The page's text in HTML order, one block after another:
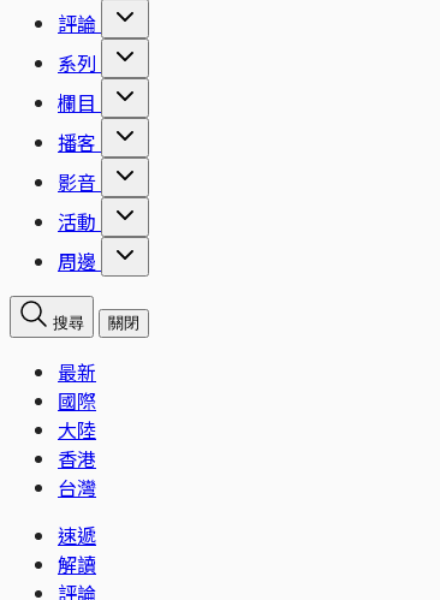
評論
系列
欄目
播客
影音
活動
周邊
搜尋 關閉
最新
國際
大陸
香港
台灣
速遞
解讀
評論